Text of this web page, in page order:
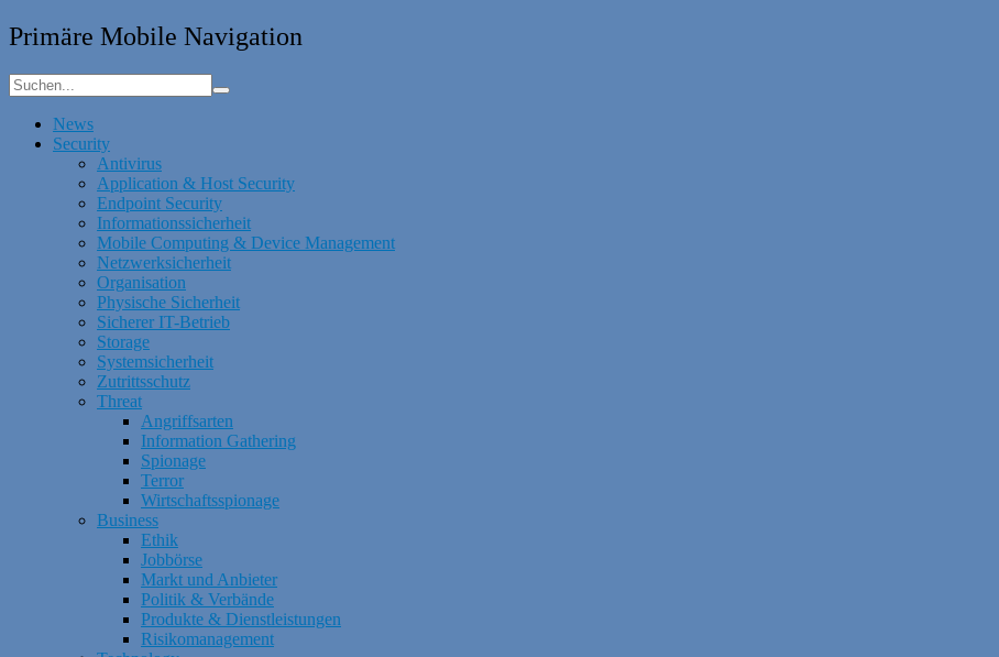
Primäre Mobile Navigation
News
Security
Antivirus
Application & Host Security
Endpoint Security
Informationssicherheit
Mobile Computing & Device Management
Netzwerksicherheit
Organisation
Physische Sicherheit
Sicherer IT-Betrieb
Storage
Systemsicherheit
Zutrittsschutz
Threat
Angriffsarten
Information Gathering
Spionage
Terror
Wirtschaftsspionage
Business
Ethik
Jobbörse
Markt und Anbieter
Politik & Verbände
Produkte & Dienstleistungen
Risikomanagement